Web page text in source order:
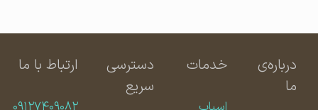
درباره‌ی
خدمات
دسترسی
سریع
ارتباط با ما